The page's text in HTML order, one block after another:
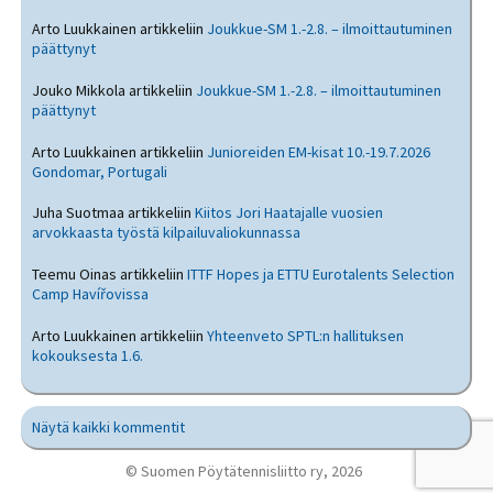
Arto Luukkainen artikkeliin Joukkue-SM 1.-2.8. – ilmoittautuminen
päättynyt
Jouko Mikkola artikkeliin Joukkue-SM 1.-2.8. – ilmoittautuminen
päättynyt
Arto Luukkainen artikkeliin Junioreiden EM-kisat 10.-19.7.2026
Gondomar, Portugali
Juha Suotmaa artikkeliinKiitos Jori Haatajalle vuosien
arvokkaasta työstä kilpailuvaliokunnassa
Teemu Oinas artikkeliinITTF Hopes ja ETTU Eurotalents Selection
Camp Havířovissa
Arto Luukkainen artikkeliinYhteenveto SPTL:n hallituksen
kokouksesta 1.6.
Näytä kaikki kommentit
© Suomen Pöytätennisliitto ry, 2026